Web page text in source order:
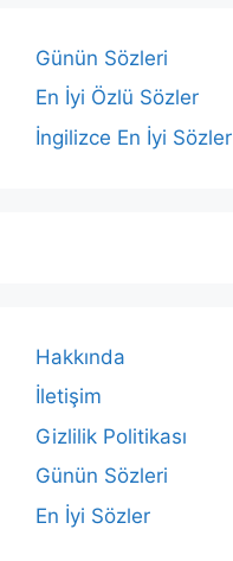
Günün Sözleri
En İyi Özlü Sözler
İngilizce En İyi Sözler
Hakkında
İletişim
Gizlilik Politikası
Günün Sözleri
En İyi Sözler